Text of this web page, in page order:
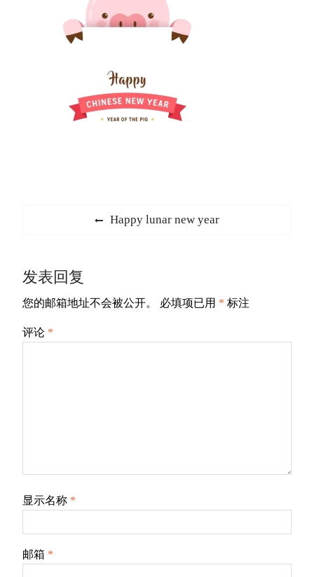
航
Previous
Happy lunar new year
发表回复
您的邮箱地址不会被公开。 必填项已用 * 标注
评论 *
显示名称 *
邮箱 *